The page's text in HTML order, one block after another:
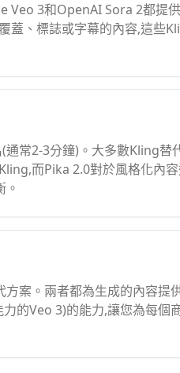
3和OpenAI Sora 2都提
蓋、標誌或字幕的內容,這些
通常2-3分鐘)。大多數Kling
而Pika 2.0對於風格化內
案。兩者都為生成的內容提
的Veo 3)的能力,讓您為每個